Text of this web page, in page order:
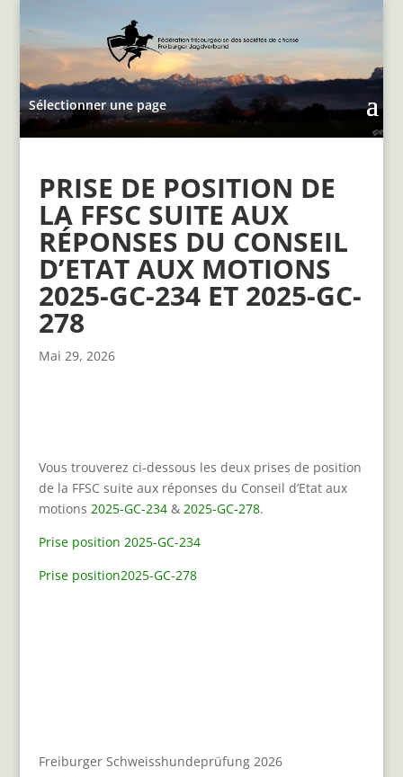
Sélectionner une page
PRISE DE POSITION DE
LA FFSC SUITE AUX
RÉPONSES DU CONSEIL
D’ETAT AUX MOTIONS
2025-GC-234 ET 2025-GC-
278
Mai 29, 2026
Vous trouverez ci-dessous les deux prises de position
de la FFSC suite aux réponses du Conseil d’Etat aux
motions 2025-GC-234& 2025-GC-278.
Prise position 2025-GC-234
Prise position2025-GC-278
Freiburger Schweisshundeprüfung 2026